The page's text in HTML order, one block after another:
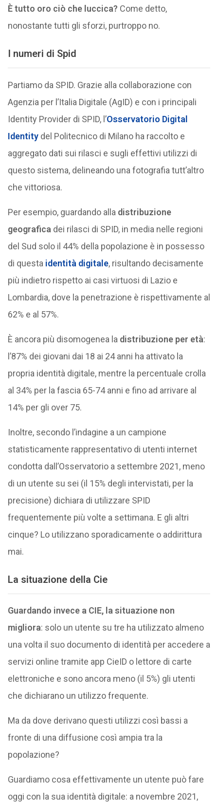
È tutto oro ciò che luccica? Come detto,
nonostante tutti gli sforzi, purtroppo no.
I numeri di Spid
Partiamo da SPID. Grazie alla collaborazione con
Agenzia per l’Italia Digitale (AgID) e con i principali
Identity Provider di SPID, l’Osservatorio Digital
Identitydel Politecnico di Milano ha raccolto e
aggregato dati sui rilasci e sugli effettivi utilizzi di
questo sistema, delineando una fotografia tutt’altro
che vittoriosa.
Per esempio, guardando alla distribuzione
geografica dei rilasci di SPID, in media nelle regioni
del Sud solo il 44% della popolazione è in possesso
di questa identità digitale, risultando decisamente
più indietro rispetto ai casi virtuosi di Lazio e
Lombardia, dove la penetrazione è rispettivamente al
62% e al 57%.
È ancora più disomogenea la distribuzione per età:
l’87% dei giovani dai 18 ai 24 anni ha attivato la
propria identità digitale, mentre la percentuale crolla
al 34% per la fascia 65-74 anni e fino ad arrivare al
14% per gli over 75.
Inoltre, secondo l’indagine a un campione
statisticamente rappresentativo di utenti internet
condotta dall’Osservatorio a settembre 2021, meno
di un utente su sei (il 15% degli intervistati, per la
precisione) dichiara di utilizzare SPID
frequentemente più volte a settimana. E gli altri
cinque? Lo utilizzano sporadicamente o addirittura
mai.
La situazione della Cie
Guardando invece a CIE, la situazione non
migliora: solo un utente su tre ha utilizzato almeno
una volta il suo documento di identità per accedere a
servizi online tramite app CieID o lettore di carte
elettroniche e sono ancora meno (il 5%) gli utenti
che dichiarano un utilizzo frequente.
Ma da dove derivano questi utilizzi così bassi a
fronte di una diffusione così ampia tra la
popolazione?
Guardiamo cosa effettivamente un utente può fare
oggi con la sua identità digitale: a novembre 2021,